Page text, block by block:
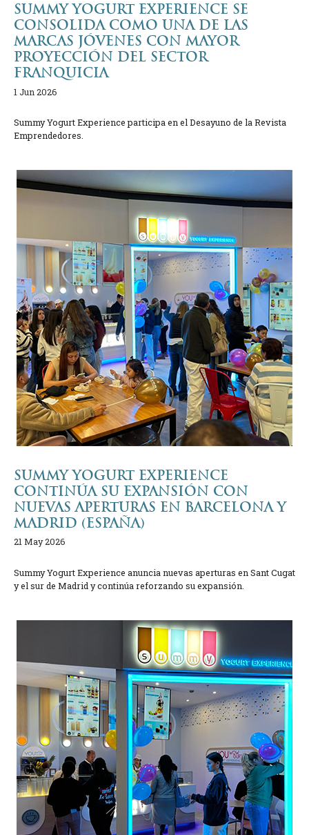
SUMMY YOGURT EXPERIENCE SE
CONSOLIDA COMO UNA DE LAS
MARCAS JÓVENES CON MAYOR
PROYECCIÓN DEL SECTOR
FRANQUICIA
1 Jun 2026
Summy Yogurt Experience participa en el Desayuno de la Revista
Emprendedores.
SUMMY YOGURT EXPERIENCE
CONTINÚA SU EXPANSIÓN CON
NUEVAS APERTURAS EN BARCELONA Y
MADRID (ESPAÑA)
21 May 2026
Summy Yogurt Experience anuncia nuevas aperturas en Sant Cugat
y el sur de Madrid y continúa reforzando su expansión.